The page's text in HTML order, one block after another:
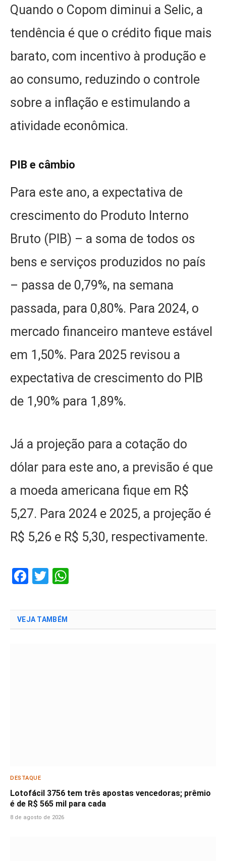
Quando o Copom diminui a Selic, a
tendência é que o crédito fique mais
barato, com incentivo à produção e
ao consumo, reduzindo o controle
sobre a inflação e estimulando a
atividade econômica.
PIB e câmbio
Para este ano, a expectativa de
crescimento do Produto Interno
Bruto (PIB) – a soma de todos os
bens e serviços produzidos no país
– passa de 0,79%, na semana
passada, para 0,80%. Para 2024, o
mercado financeiro manteve estável
em 1,50%. Para 2025 revisou a
expectativa de crescimento do PIB
de 1,90% para 1,89%.
Já a projeção para a cotação do
dólar para este ano, a previsão é que
a moeda americana fique em R$
5,27. Para 2024 e 2025, a projeção é
R$ 5,26 e R$ 5,30, respectivamente.
Facebook
Twitter
VEJA TAMBÉM
DESTAQUE
Lotofácil 3756 tem três apostas vencedoras; prêmio
é de R$ 565 mil para cada
8 de agosto de 2026